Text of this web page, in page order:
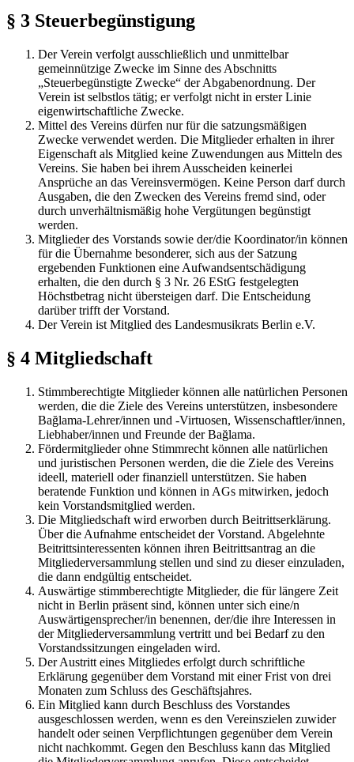
§ 3 Steuerbegünstigung
Der Verein verfolgt ausschließlich und unmittelbar
gemeinnützige Zwecke im Sinne des Abschnitts
„Steuerbegünstigte Zwecke“ der Abgabenordnung. Der
Verein ist selbstlos tätig; er verfolgt nicht in erster Linie
eigenwirtschaftliche Zwecke.
Mittel des Vereins dürfen nur für die satzungsmäßigen
Zwecke verwendet werden. Die Mitglieder erhalten in ihrer
Eigenschaft als Mitglied keine Zuwendungen aus Mitteln des
Vereins. Sie haben bei ihrem Ausscheiden keinerlei
Ansprüche an das Vereinsvermögen. Keine Person darf durch
Ausgaben, die den Zwecken des Vereins fremd sind, oder
durch unverhältnismäßig hohe Vergütungen begünstigt
werden.
Mitglieder des Vorstands sowie der/die Koordinator/in können
für die Übernahme besonderer, sich aus der Satzung
ergebenden Funktionen eine Aufwandsentschädigung
erhalten, die den durch § 3 Nr. 26 EStG festgelegten
Höchstbetrag nicht übersteigen darf. Die Entscheidung
darüber trifft der Vorstand.
Der Verein ist Mitglied des Landesmusikrats Berlin e.V.
§ 4 Mitgliedschaft
Stimmberechtigte Mitglieder können alle natürlichen Personen
werden, die die Ziele des Vereins unterstützen, insbesondere
Bağlama-Lehrer/innen und -Virtuosen, Wissenschaftler/innen,
Liebhaber/innen und Freunde der Bağlama.
Fördermitglieder ohne Stimmrecht können alle natürlichen
und juristischen Personen werden, die die Ziele des Vereins
ideell, materiell oder finanziell unterstützen. Sie haben
beratende Funktion und können in AGs mitwirken, jedoch
kein Vorstandsmitglied werden.
Die Mitgliedschaft wird erworben durch Beitrittserklärung.
Über die Aufnahme entscheidet der Vorstand. Abgelehnte
Beitrittsinteressenten können ihren Beitrittsantrag an die
Mitgliederversammlung stellen und sind zu dieser einzuladen,
die dann endgültig entscheidet.
Auswärtige stimmberechtigte Mitglieder, die für längere Zeit
nicht in Berlin präsent sind, können unter sich eine/n
Auswärtigensprecher/in benennen, der/die ihre Interessen in
der Mitgliederversammlung vertritt und bei Bedarf zu den
Vorstandssitzungen eingeladen wird.
Der Austritt eines Mitgliedes erfolgt durch schriftliche
Erklärung gegenüber dem Vorstand mit einer Frist von drei
Monaten zum Schluss des Geschäftsjahres.
Ein Mitglied kann durch Beschluss des Vorstandes
ausgeschlossen werden, wenn es den Vereinszielen zuwider
handelt oder seinen Verpflichtungen gegenüber dem Verein
nicht nachkommt. Gegen den Beschluss kann das Mitglied